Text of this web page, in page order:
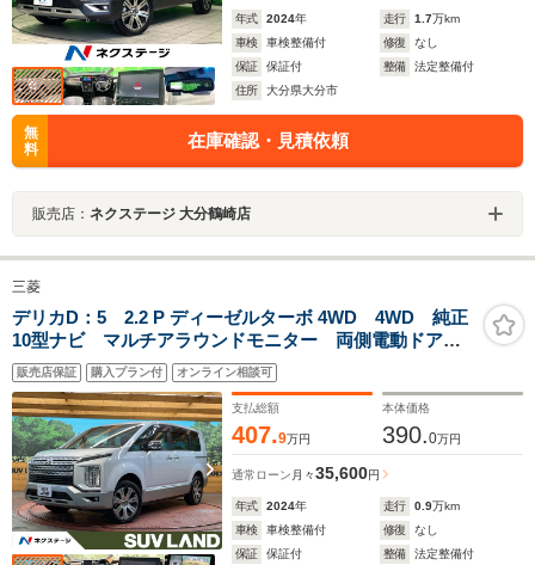
年式 2024年 走行 1.7万km
車検
車検整備付 修復
なし
保証
保証付 整備
法定整備付
住所
大分県大分市
無
料
在庫確認・見積依頼
販売店： ネクステージ 大分鶴崎店
三菱
デリカD：5 2.2 P ディーゼルターボ 4WD 4WD 純正
10型ナビ マルチアラウンドモニター 両側電動ドア
電動リアゲート ドライブレコーダー ETC ブライン
ドスポットモニター LEDヘッド レーダークルーズ
販売店保証 購入プラン付 オンライン相談可
支払総額
407.9万円
本体価格
390.0万円
通常ローン 月々35,600円
年式 2024年 走行 0.9万km
車検
車検整備付 修復
なし
保証
保証付 整備
法定整備付